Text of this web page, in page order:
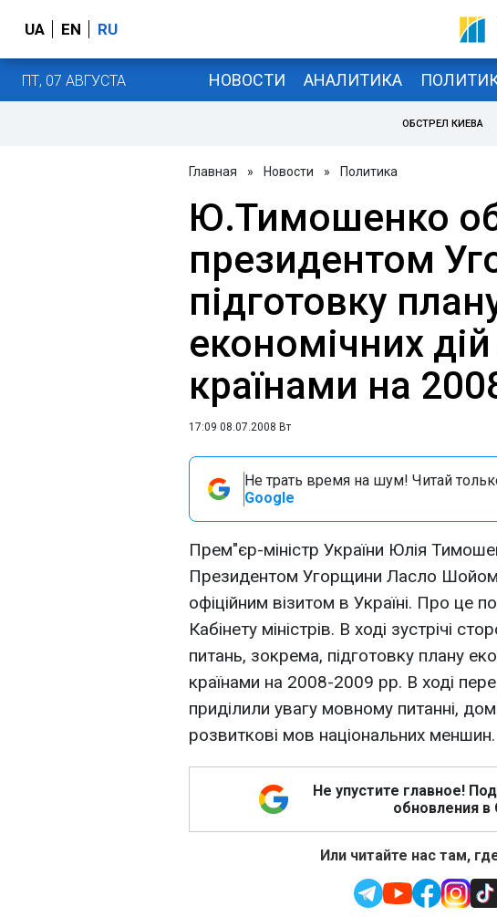
UA EN RU
ПТ, 07 АВГУСТА НОВОСТИ АНАЛИТИКА
ОБСТРЕЛ КИЕВА
Главная » Новости » Политика
Ю.Тимошенко
президентом
підготовку
економічних
країнами на
17:09 08.07.2008 Вт
Не трать время на шум! Читай
Google
Прем"єр-міністр України Юлія
Президентом Угорщини Ласло
офіційним візитом в Україні. Про це
Кабінету міністрів. В ході зустрічі
питань, зокрема, підготовку плану
країнами на 2008-2009 рр. В ході
приділили увагу мовному питанні,
розвиткові мов національних меншин.
Не упустите главное!
обновления в
Или читайте нас там,